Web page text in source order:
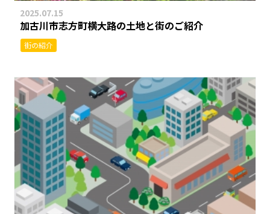
2025.07.15
加古川市志方町横大路の土地と街のご紹介
街の紹介